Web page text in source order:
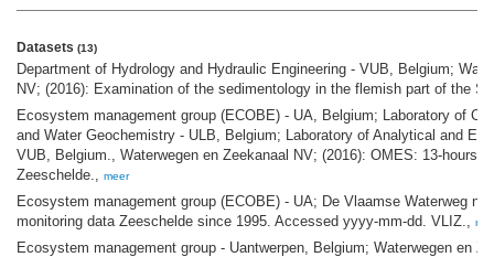
Datasets (13)
Department of Hydrology and Hydraulic Engineering - VUB, Belgium;
NV; (2016): Examination of the sedimentology in the flemish part of the
Ecosystem management group (ECOBE) - UA, Belgium; Laboratory of
and Water Geochemistry - ULB, Belgium; Laboratory of Analytical and
VUB, Belgium., Waterwegen en Zeekanaal NV; (2016): OMES: 13-hours
Zeeschelde.,
meer
Ecosystem management group (ECOBE) - UA; De Vlaamse Waterweg
monitoring data Zeeschelde since 1995. Accessed yyyy-mm-dd. VLIZ.,
Ecosystem management group - Uantwerpen, Belgium; Waterwegen en